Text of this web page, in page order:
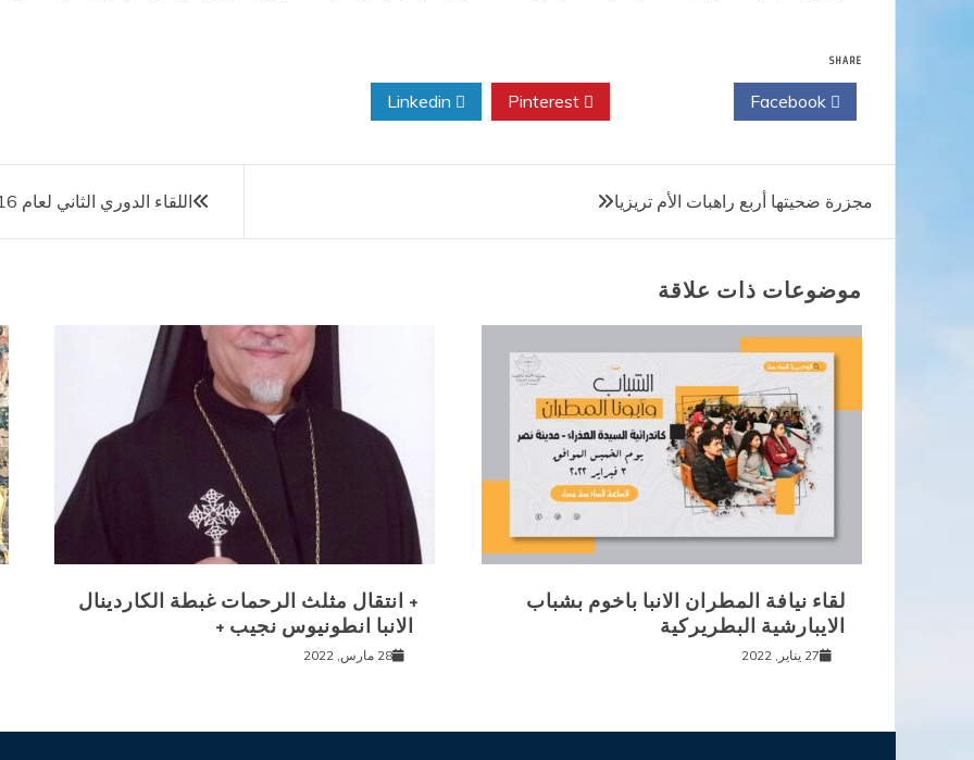
SHARE
تصفّح
المقالات
اللقاء الدوري الثاني لعام 2016 لجمعية الشباب الكاثوليكي المصري ( فرع الصعيد ) مجزرة ضحيتها أربع راهبات الأم تريزيا
موضوعات ذات علاقة
+ انتقال مثلث الرحمات غبطة الكاردينال
الانبا انطونيوس نجيب +
28 مارس, 2022
لقاء نيافة المطران الانبا باخوم بشباب
الايبارشية البطريركية
27 يناير, 2022